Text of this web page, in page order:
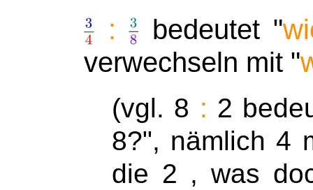
:
bedeutet "
verwechseln mit "
(vgl. 8 : 2
8?", nämlich 4
die 2 , was